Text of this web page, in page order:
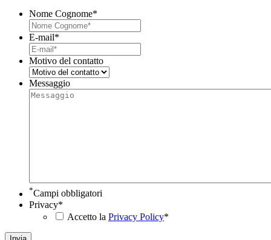
Nome Cognome*
E-mail*
Motivo del contatto
Messaggio
*Campi obbligatori
Privacy*
Accetto la Privacy Policy*